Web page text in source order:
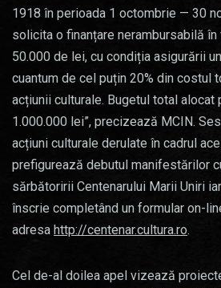
1918 în perioada 1 octombrie — 30
solicita o finanțare nerambursabilă
50.000 de lei, cu condiția asigurării
cuantum de cel puțin 20% din costul
acțiunii culturale. Bugetul total alocat
1.000.000 lei”, precizează MCIN.
acțiuni culturale derulate în cadrul
prefigurează debutul manifestărilor
sărbătoririi Centenarului Marii Uniri
înscrie completând un formular on-
adresa http://centenar.cultura.ro.
Cel de-al doilea apel vizează